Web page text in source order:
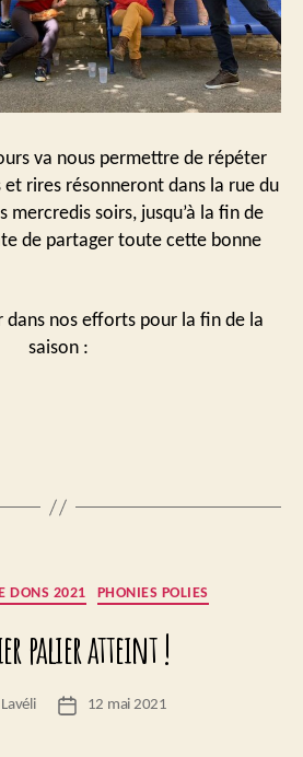
va nous permettre de répéter
rires résonneront dans la rue du
mercredis soirs, jusqu’à la fin de
de partager toute cette bonne
dans nos efforts pour la fin de la
saison :
Catégories
DONS 2021 PHONIES POLIES
palier atteint !
Lavéli
Date12 mai 2021